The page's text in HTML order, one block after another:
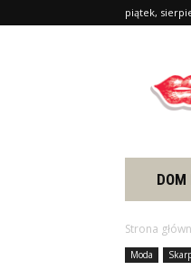
piątek,
DOM
Strona
Moda